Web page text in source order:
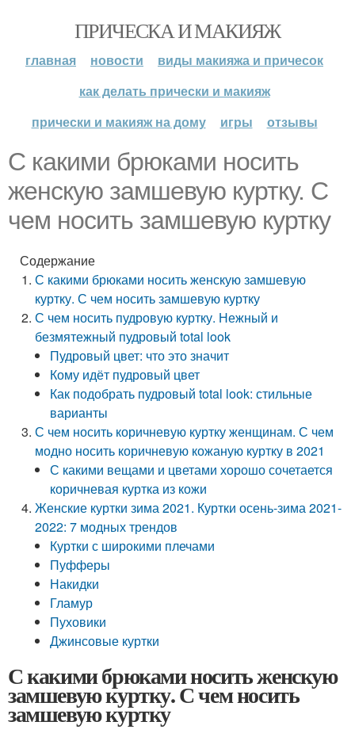
ПРИЧЕСКА И МАКИЯЖ
главная новости
виды макияжа и причесок
как делать прически и макияж
прически и макияж на дому
игры отзывы
С какими брюками носить
женскую замшевую куртку. С
чем носить замшевую куртку
Содержание
С какими брюками носить женскую замшевую
куртку. С чем носить замшевую куртку
С чем носить пудровую куртку. Нежный и
безмятежный пудровый total look
Пудровый цвет: что это значит
Кому идёт пудровый цвет
Как подобрать пудровый total look: стильные
варианты
С чем носить коричневую куртку женщинам. С чем
модно носить коричневую кожаную куртку в 2021
С какими вещами и цветами хорошо сочетается
коричневая куртка из кожи
Женские куртки зима 2021. Куртки осень-зима 2021-
2022: 7 модных трендов
Куртки с широкими плечами
Пуфферы
Накидки
Гламур
Пуховики
Джинсовые куртки
С какими брюками носить женскую
замшевую куртку. С чем носить
замшевую куртку